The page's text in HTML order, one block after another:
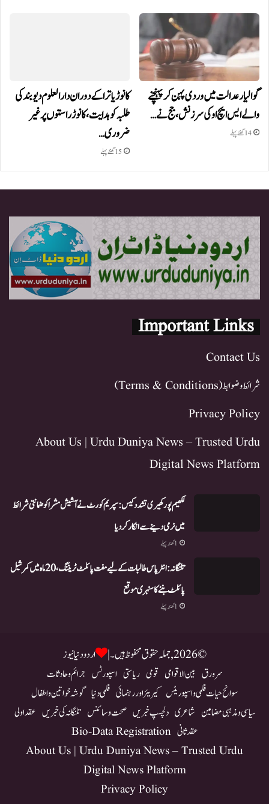
گوالیار عدالت میں وردی پہن کر پہنچنے
والے ایس ایچ او کی سرزنش، جج نے…
14 گھنٹے پہلے
کانوڑ یاترا کے دوران دارالعلوم دیوبند کی
طلبہ کو ہدایت، کانوڑ راستوں پر غیر
ضروری…
15 گھنٹے پہلے
Important Links
Contact Us
شرائط و ضوابط (Terms & Conditions)
Privacy Policy
About Us | Urdu Duniya News – Trusted Urdu
Digital News Platform
لکھیم پور کھیری تشدد کیس: سپریم کورٹ نے آشیش مشرا کو ضمانتی شرائط
میں نرمی دینے سے انکار کر دیا
1 گھنٹہ پہلے
تلنگانہ: انٹر پاس طالبات کے لیے مفت پائلٹ ٹریننگ، 20 ماہ میں کمرشیل
پائلٹ بننے کا سنہری موقع
1 گھنٹہ پہلے
© 2026, جملہ حقوق محفوظ ہیں۔ | اردو دنیا نیوز
سرورق بین الاقوامی قومی ریاستی اسپورٹس جرائم و حادثات
سوانح حیات فلمی و اسپوریٹس کیریئر اور رہنمائی فلمی دنیا گوشہ خواتین و اطفال
سیاسی و مذہبی مضامین شاعری دلچسپ خبریں صحت و سائنس تلنگانہ کی خبریں عقد اولی
عقد ثانی Bio-Data Registration
About Us | Urdu Duniya News – Trusted Urdu
Digital News Platform
Privacy Policy